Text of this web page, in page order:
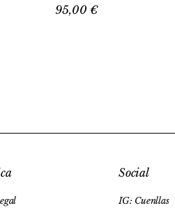
Precio
95,00 €
Social
IG: Cuenllas